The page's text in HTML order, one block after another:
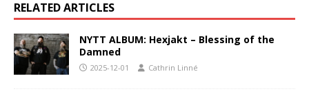
RELATED ARTICLES
NYTT ALBUM: Hexjakt – Blessing of the
Damned
2025-12-01 Cathrin Linné